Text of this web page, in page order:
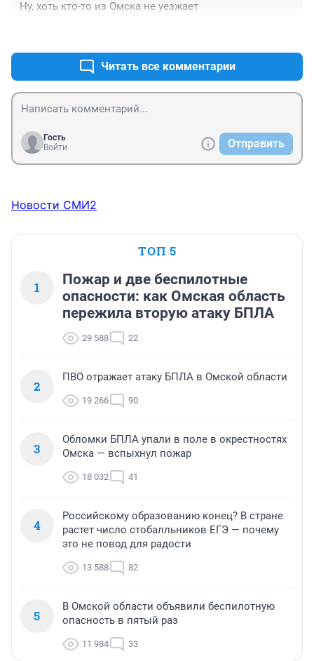
Ну, хоть кто-то из Омска не уезжает
Читать все комментарии
Гость
Войти
Отправить
Новости СМИ2
ТОП 5
1
Пожар и две беспилотные
опасности: как Омская область
пережила вторую атаку БПЛА
29 588 22
2
ПВО отражает атаку БПЛА в Омской области
19 266 90
3
Обломки БПЛА упали в поле в окрестностях
Омска — вспыхнул пожар
18 032 41
4
Российскому образованию конец? В стране
растет число стобалльников ЕГЭ — почему
это не повод для радости
13 588 82
5
В Омской области объявили беспилотную
опасность в пятый раз
11 984 33